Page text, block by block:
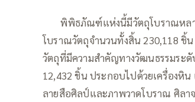
——พิพิธภัณฑ์แห่งนี้มีวัตถุโบราณหลา
โบราณวัตถุจำนวนทั้งสิ้น 230,118 ชิ้
วัตถุที่มีความสำคัญทางวัฒนธรรมระ
12,432 ชิ้น ประกอบไปด้วยเครื่องหิน
ลายสือศิลป์และภาพวาดโบราณ ศิลา